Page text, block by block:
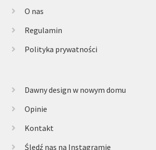
O nas
Regulamin
Polityka prywatności
Dawny design w nowym domu
Opinie
Kontakt
Śledź nas na Instagramie